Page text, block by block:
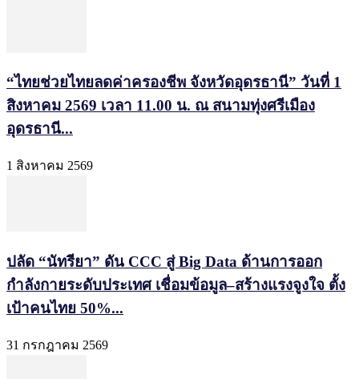
“ไทยช่วยไทยลดค่าครองชีพ จังหวัดอุดรธานี” วันที่ 1
สิงหาคม 2569 เวลา 11.00 น. ณ สนามทุ่งศรีเมือง
อุดรธานี...
1 สิงหาคม 2569
ปลัด “นัทรียา” ดัน CCC สู่ Big Data ด้านการออก
กำลังกายระดับประเทศ เชื่อมข้อมูล–สร้างแรงจูงใจ ตั้ง
เป้าคนไทย 50%...
31 กรกฎาคม 2569